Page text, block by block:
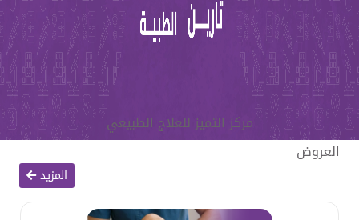
مركز التميز للعلاج الطبيعي
العروض
المزيد